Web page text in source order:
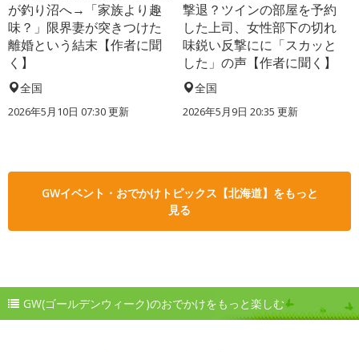
が釣り沼へ→「家族より趣
味？」限界妻が突きつけた
離婚という結末【作者に聞
く】
全国
2026年5月10日 07:30 更新
撃退？ツインの部屋を予約
した上司、女性部下の切れ
味鋭い反撃にに「スカッと
した」の声【作者に聞く】
全国
2026年5月9日 20:35 更新
GWイベント・おでかけトピックス【北海道】をもっと
見る
GW(ゴールデンウィーク)のおでかけをもっと楽しむ